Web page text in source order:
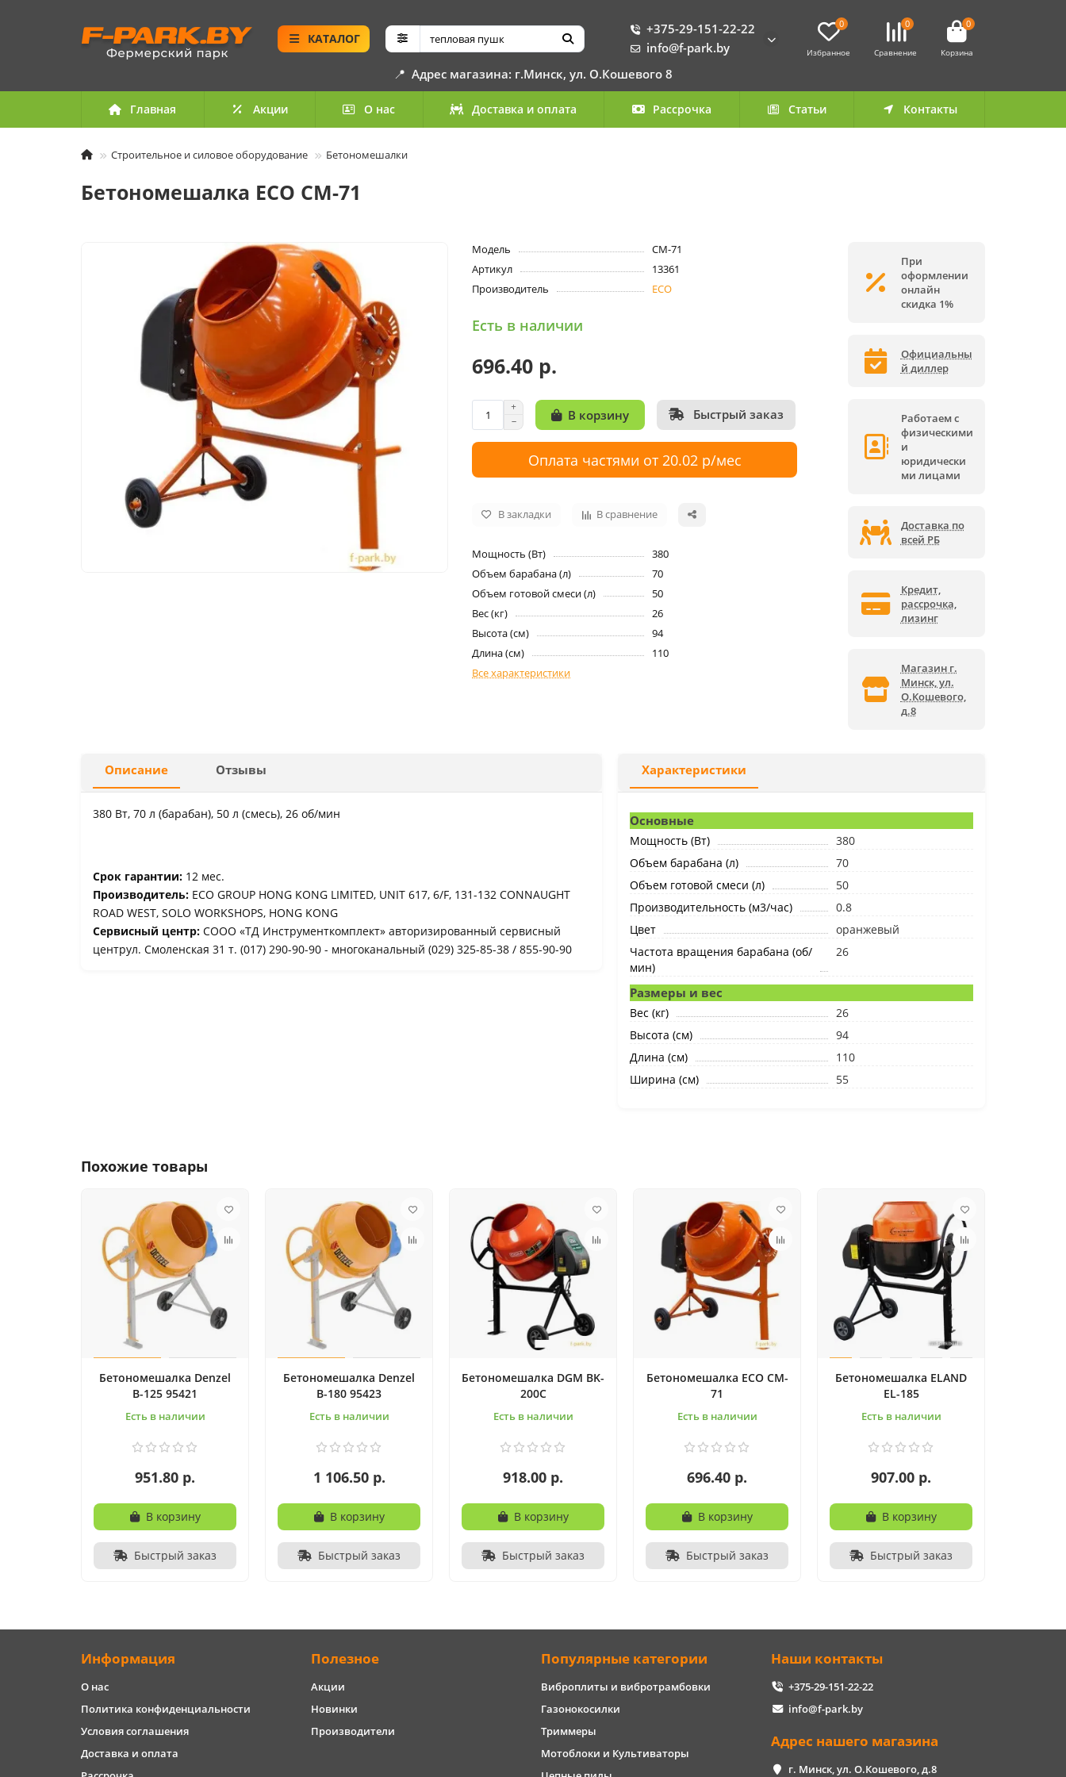
КАТАЛОГ
+375-29-151-22-22
info@f-park.by
0
Избранное
0
Сравнение
0
Корзина
📍 Адрес магазина: г.Минск, ул. О.Кошевого 8
Главная Акции О нас Доставка и оплата Рассрочка Статьи Контакты
Строительное и силовое оборудование Бетономешалки
Бетономешалка ECO CM-71
Модель
CM-71
Артикул
13361
Производитель
ECO
Есть в наличии
696.40 р.
В корзину Быстрый заказ
Оплата частями от 20.02 р/мес
В закладки В сравнение
Мощность (Вт)
380
Объем барабана (л)
70
Объем готовой смеси (л)
50
Вес (кг)
26
Высота (см)
94
Длина (см)
110
Все характеристики
При
оформлении
онлайн
скидка 1%
Официальны
й диллер
Работаем с
физическими
и
юридически
ми лицами
Доставка по
всей РБ
Кредит,
рассрочка,
лизинг
Магазин г.
Минск, ул.
О.Кошевого,
д.8
Описание Отзывы
380 Вт, 70 л (барабан), 50 л (смесь), 26 об/мин
Срок гарантии: 12 мес.
Производитель: ECO GROUP HONG KONG LIMITED, UNIT 617, 6/F, 131-132 CONNAUGHT
ROAD WEST, SOLO WORKSHOPS, HONG KONG
Сервисный центр: СООО «ТД Инструменткомплект» авторизированный сервисный
центрул. Смоленская 31 т. (017) 290-90-90 - многоканальный (029) 325-85-38 / 855-90-90
Характеристики
Основные
Мощность (Вт)
380
Объем барабана (л)
70
Объем готовой смеси (л)
50
Производительность (м3/час)
0.8
Цвет
оранжевый
Частота вращения барабана (об/
мин)
26
Размеры и вес
Вес (кг)
26
Высота (см)
94
Длина (см)
110
Ширина (см)
55
Похожие товары
Бетономешалка Denzel
B-125 95421
Есть в наличии
951.80 р.
В корзину
Быстрый заказ
Бетономешалка Denzel
B-180 95423
Есть в наличии
1 106.50 р.
В корзину
Быстрый заказ
Бетономешалка DGM BK-
200C
Есть в наличии
918.00 р.
В корзину
Быстрый заказ
Бетономешалка ECO CM-
71
Есть в наличии
696.40 р.
В корзину
Быстрый заказ
Бетономешалка ELAND
EL-185
Есть в наличии
907.00 р.
В корзину
Быстрый заказ
Информация
О нас
Политика конфиденциальности
Условия соглашения
Доставка и оплата
Полезное
Акции
Новинки
Производители
Популярные категории
Виброплиты и вибротрамбовки
Газонокосилки
Триммеры
Мотоблоки и Культиваторы
Наши контакты
+375-29-151-22-22
info@f-park.by
Адрес нашего магазина
г. Минск, ул. О.Кошевого, д.8